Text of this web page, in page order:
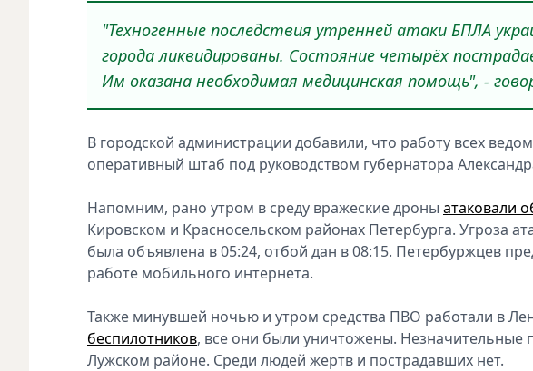
"Техногенные последствия утренней атаки БПЛА
города ликвидированы. Состояние четырёх
Им оказана необходимая медицинская помощь", -
В городской администрации добавили, что работу всех
оперативный штаб под руководством губернатора
Напомним, рано утром в среду вражеские дроны атаковали
Кировском и Красносельском районах Петербурга. Угроза
была объявлена в 05:24, отбой дан в 08:15. Петербуржцев
работе мобильного интернета.
Также минувшей ночью и утром средства ПВО работали в
беспилотников, все они были уничтожены.
Лужском районе. Среди людей жертв и пострадавших нет.